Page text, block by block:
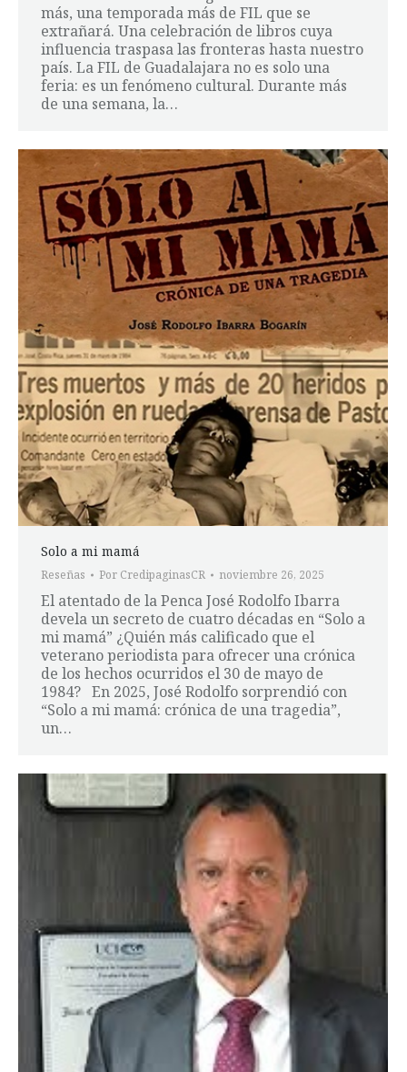
más, una temporada más de FIL que se
extrañará. Una celebración de libros cuya
influencia traspasa las fronteras hasta nuestro
país. La FIL de Guadalajara no es solo una
feria: es un fenómeno cultural. Durante más
de una semana, la…
Solo a mi mamá
Reseñas Por CredipaginasCR noviembre 26, 2025
El atentado de la Penca José Rodolfo Ibarra
devela un secreto de cuatro décadas en “Solo a
mi mamá” ¿Quién más calificado que el
veterano periodista para ofrecer una crónica
de los hechos ocurridos el 30 de mayo de
1984? En 2025, José Rodolfo sorprendió con
“Solo a mi mamá: crónica de una tragedia”,
un…